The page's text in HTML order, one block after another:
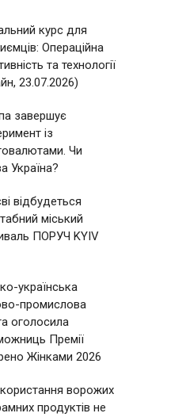
курс для
Операційна
та технології
23.07.2026)
завершує
із
Чи
Україна?
відбудеться
міський
ПОРУЧ KYIV
українська
промислова
оголосила
Премії
Жінками 2026
ворожих
продуктів не